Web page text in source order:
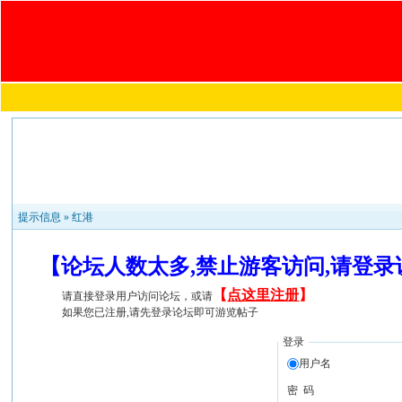
提示信息 »红港
【论坛人数太多,禁止游客访问,请登
请直接登录用户访问论坛，或请 【 点这里注册】
如果您已注册,请先登录论坛即可游览帖子
登录
用户名
密 码